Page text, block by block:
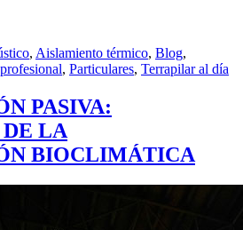
, Aislamiento térmico, Blog,
, Particulares, Terrapilar al día
PASIVA:
LA
BIOCLIMÁTICA